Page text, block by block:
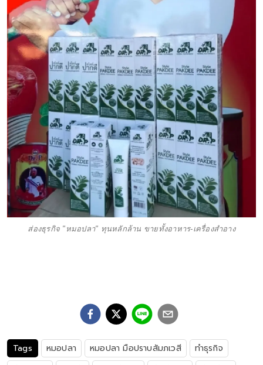
ส่องธุรกิจ "หมอปลา" ทุนหลักล้าน ขายทั้งอาหาร-เครื่องสำอาง
Tags หมอปลา หมอปลา มือปราบสัมภเวสี
ทำธุรกิจ